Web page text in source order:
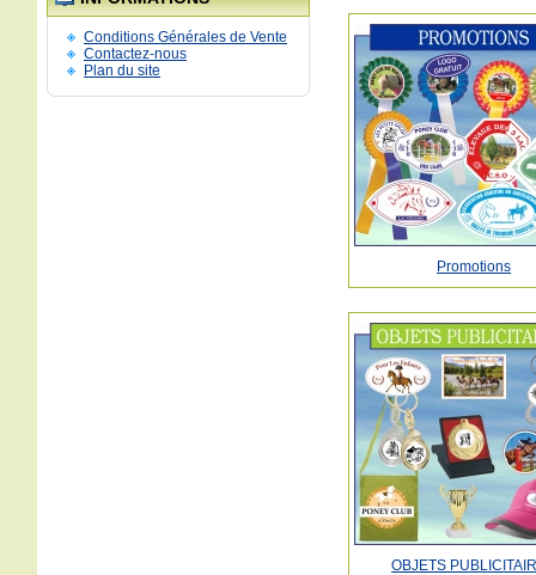
Conditions Générales de Vente
Contactez-nous
Plan du site
Promotions
OBJETS